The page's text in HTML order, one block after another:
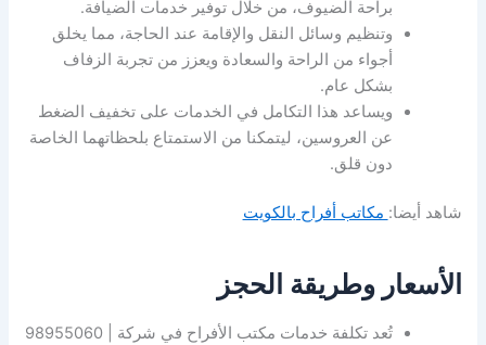
براحة الضيوف، من خلال توفير خدمات الضيافة.
وتنظيم وسائل النقل والإقامة عند الحاجة، مما يخلق
أجواء من الراحة والسعادة ويعزز من تجربة الزفاف
بشكل عام.
ويساعد هذا التكامل في الخدمات على تخفيف الضغط
عن العروسين، ليتمكنا من الاستمتاع بلحظاتهما الخاصة
دون قلق.
شاهد أيضا: مكاتب أفراح بالكويت
الأسعار وطريقة الحجز
تُعد تكلفة خدمات مكتب الأفراح في شركة | 98955060